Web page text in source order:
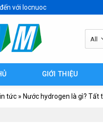
với locnuoc
GIỚI THIỆU
tức » Nước hydrogen là gì? Tất